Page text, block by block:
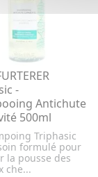
-
Antichute
500ml
Triphasic
formulé pour
la pousse des
che...